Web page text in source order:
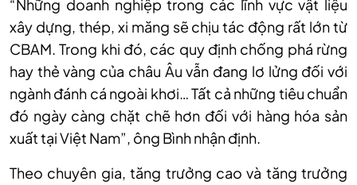
“Những doanh nghiệp trong các lĩnh vực vật liệu
xây dựng, thép, xi măng sẽ chịu tác động rất lớn từ
CBAM. Trong khi đó, các quy định chống phá rừng
hay thẻ vàng của châu Âu vẫn đang lơ lửng đối với
ngành đánh cá ngoài khơi… Tất cả những tiêu chuẩn
đó ngày càng chặt chẽ hơn đối với hàng hóa sản
xuất tại Việt Nam”, ông Bình nhận định.
Theo chuyên gia, tăng trưởng cao và tăng trưởng